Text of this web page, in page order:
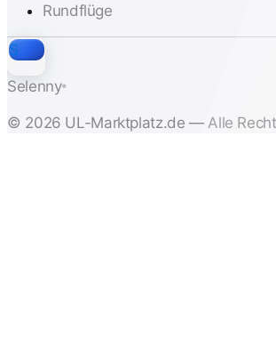
Rundflüge
S
Selenny®
© 2026 UL-Marktplatz.de — Alle